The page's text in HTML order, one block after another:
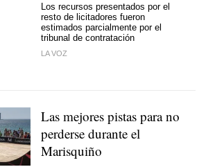
Los recursos presentados por el
resto de licitadores fueron
estimados parcialmente por el
tribunal de contratación
LA VOZ
Las mejores pistas para no
perderse durante el
Marisquiño